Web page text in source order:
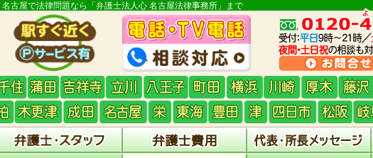
名古屋で法律問題なら「弁護士法人心 名古屋法律事務所」まで